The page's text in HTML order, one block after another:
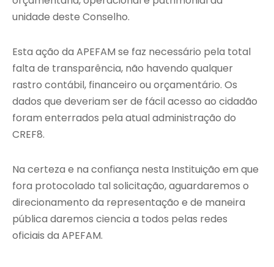
unidade deste Conselho.
Esta ação da APEFAM se faz necessário pela total
falta de transparência, não havendo qualquer
rastro contábil, financeiro ou orçamentário. Os
dados que deveriam ser de fácil acesso ao cidadão
foram enterrados pela atual administração do
CREF8.
Na certeza e na confiança nesta Instituição em que
fora protocolado tal solicitação, aguardaremos o
direcionamento da representação e de maneira
pública daremos ciencia a todos pelas redes
oficiais da APEFAM.